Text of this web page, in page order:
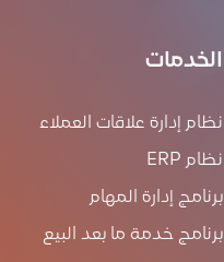
الخدمات
نظام إدارة علاقات العملاء
نظام ERP
برنامج إدارة المهام
برنامج خدمة ما بعد البيع